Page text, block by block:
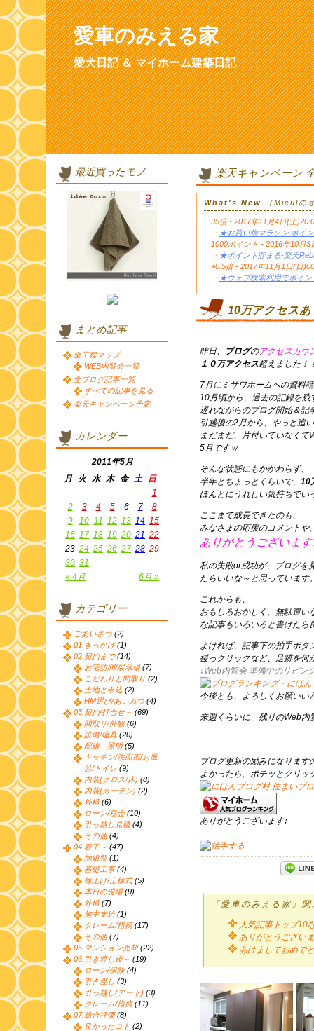
愛車のみえる家
愛犬日記 ＆ マイホーム建築日記
楽天キャンペーン
What's New （Miculの
35倍 - 2017年11月4日(土
・ ★お買い物マラソン ポイ
1000ポイント - 2016年10月
・ ★ポイント貯まる-楽天
+0.5倍 - 2017年11月1日(日
・ ★ウェブ検索利用でポイン
10万アクセス
昨日、 ブログのアクセスカウ
１０万アクセス超えました！
7月にミサワホームへの資料
10月頃から、過去の記録を残
遅れながらのブログ開始＆記
引越後の2月から、やっと追
まだまだ、片付いていなく
5月ですｗ
そんな状態にもかかわらず、
半年とちょっとくらいで、 10
ほんとにうれしい気持ちでい
ここまで成長できたのも、
みなさまの応援のコメントや
ありがとうございます
私の失敗or成功が、ブログを
たらいいな～と思っています
これからも、
おもしろおかしく、無駄遣い
な記事もいろいろと書けたら
よければ、記事下の拍手ボタ
援っクリックなど、足跡を何
↓Web内覧会 準備中のリビン
今後とも、よろしくお願いい
来週くらいに、残りのWeb
ブログ更新の励みになります
よかったら、ポチッとクリッ
ありがとうございます♪
「愛車のみえる家」
人気記事トップ10
ありがとうござい
あけましておめで
最近買ったモノ
まとめ記事
全工程マップ
WEB内覧会一覧
全ブログ記事一覧
すべての記事を見る
楽天キャンペーン予定
カレンダー
2011年5月
月
火 水 木 金 土 日
« 4月 6月 »
1
2
3 4 5 6 7
8
9
10 11 12 13 14 15
16 17 18 19 20 21 22
23 24 25 26 27 28 29
30 31
カテゴリー
ごあいさつ (2)
01.きっかけ (1)
02.契約まで(14)
お宅訪問/展示場(7)
こだわりと間取り (2)
土地と申込 (2)
HM選び/あいみつ (4)
03.契約/打合せ～ (69)
間取り/外観 (6)
設備/建具 (20)
配線・照明(5)
キッチン/洗面所/お風
呂/トイレ (9)
内装(クロス/床) (8)
内装(カーテン) (2)
外構(6)
ローン/税金(10)
引っ越し見積(4)
その他 (4)
04.着工～ (47)
地鎮祭 (1)
基礎工事(4)
棟上げ/上棟式(5)
本日の現場(9)
外構(7)
施主支給(1)
クレーム/指摘(17)
その他 (7)
05.マンション売却(22)
06.引き渡し後～ (19)
ローン/保険(4)
引き渡し (3)
引っ越し(アート) (3)
クレーム/指摘(11)
07.総合評価(8)
良かったコト (2)